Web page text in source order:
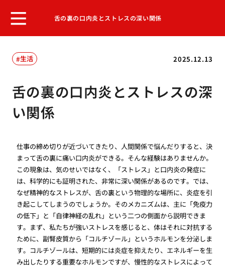
舌の裏の口内炎とストレスの深い関係
2025.12.13
生活
舌の裏の口内炎とストレスの深
い関係
仕事の締め切りが近づいてきたり、人間関係で悩んだりすると、決
まって舌の裏に痛い口内炎ができる。そんな経験はありませんか。
この現象は、気のせいではなく、「ストレス」と口内炎の発症に
は、科学的にも証明された、非常に深い関係があるのです。では、
なぜ精神的なストレスが、舌の裏という物理的な場所に、炎症を引
き起こしてしまうのでしょうか。そのメカニズムは、主に「免疫力
の低下」と「自律神経の乱れ」という二つの側面から説明できま
す。まず、私たちが強いストレスを感じると、体はそれに対抗する
ために、副腎皮質から「コルチゾール」というホルモンを分泌しま
す。コルチゾールは、短期的には炎症を抑えたり、エネルギーを生
み出したりする重要なホルモンですが、慢性的なストレスによって